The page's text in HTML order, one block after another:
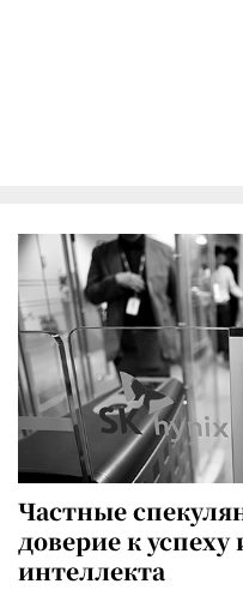
Частные
доверие к успеху
интеллекта